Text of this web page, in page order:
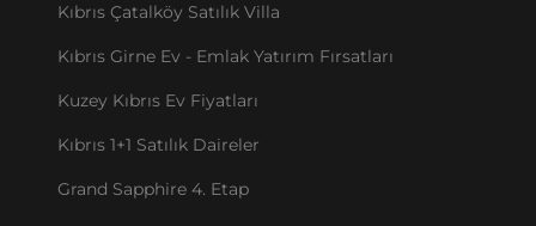
Kıbrıs Çatalköy Satılık Villa
Kıbrıs Girne Ev - Emlak Yatırım Fırsatları
Kuzey Kıbrıs Ev Fiyatları
Kıbrıs 1+1 Satılık Daireler
Grand Sapphire 4. Etap